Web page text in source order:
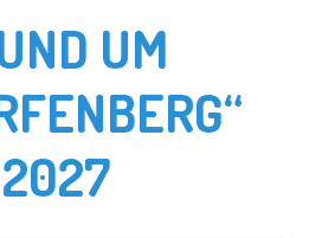
UM
2027